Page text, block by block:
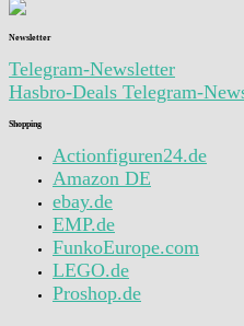
Newsletter
Telegram-Newsletter
Hasbro-Deals Telegram-
Shopping
Actionfiguren24.de
Amazon DE
ebay.de
EMP.de
FunkoEurope.com
LEGO.de
Proshop.de